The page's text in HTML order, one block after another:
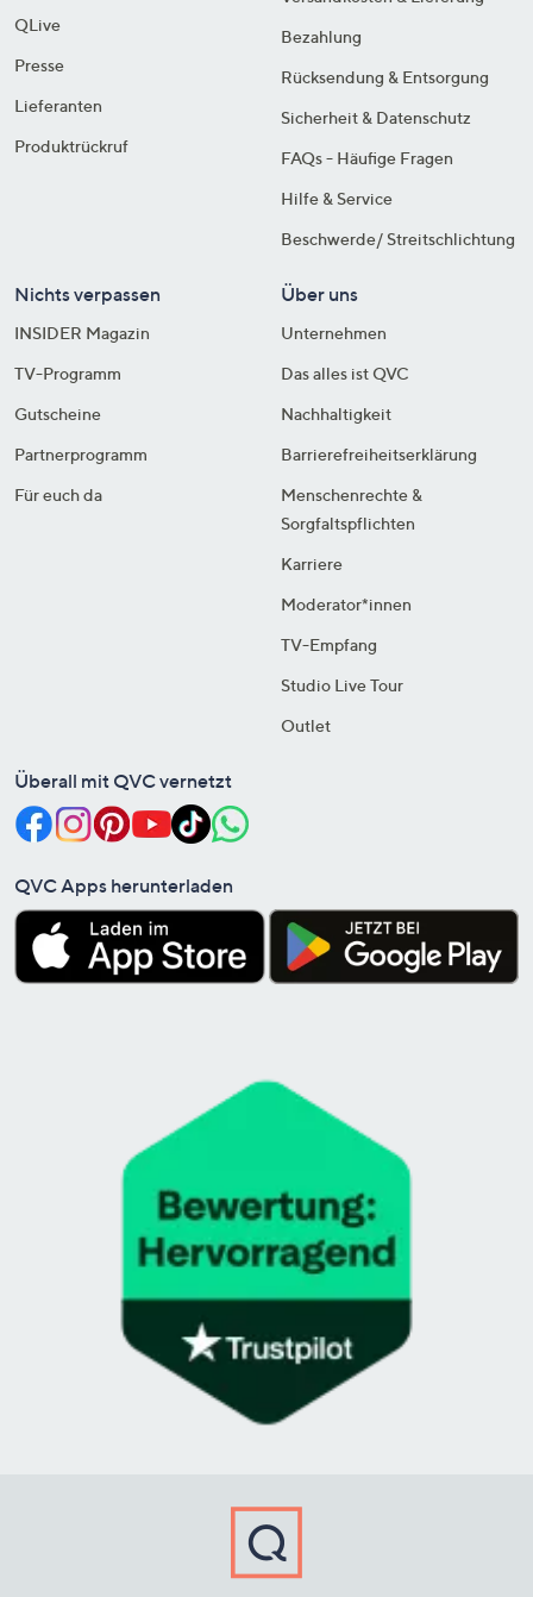
QLive
Presse
Lieferanten
Produktrückruf
Bezahlung
Rücksendung & Entsorgung
Sicherheit & Datenschutz
FAQs - Häufige Fragen
Hilfe & Service
Beschwerde/ Streitschlichtung
Nichts verpassen
INSIDER Magazin
TV-Programm
Gutscheine
Partnerprogramm
Für euch da
Über uns
Unternehmen
Das alles ist QVC
Nachhaltigkeit
Barrierefreiheitserklärung
Menschenrechte &
Sorgfaltspflichten
Karriere
Moderator*innen
TV-Empfang
Studio Live Tour
Outlet
Überall mit QVC vernetzt
QVC Apps herunterladen